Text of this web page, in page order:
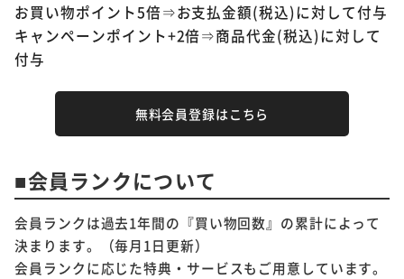
お買い物ポイント5倍⇒お支払金額(税込)に対して付与
キャンペーンポイント+2倍⇒商品代金(税込)に対して
付与
無料会員登録はこちら
■会員ランクについて
会員ランクは過去1年間の『買い物回数』の累計によって
決まります。（毎月1日更新）
会員ランクに応じた特典・サービスもご用意しています。